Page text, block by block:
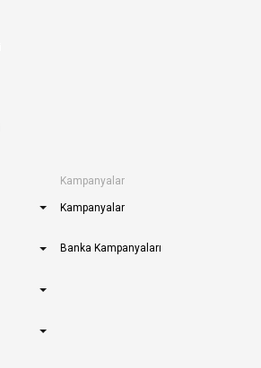
Kampanyalar
Kampanyalar
Banka Kampanyaları